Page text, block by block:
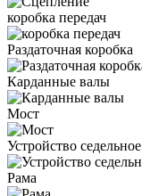
коробка передач
Раздаточная коробка
Карданные валы
Мост
Устройство седельное
Рама